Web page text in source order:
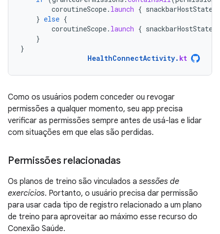
coroutineScope. launch { snackbarHostState
} else {
coroutineScope. launch { snackbarHostState
}
}
HealthConnectActivity. kt
Como os usuários podem conceder ou revogar
permissões a qualquer momento, seu app precisa
verificar as permissões sempre antes de usá-las e lidar
com situações em que elas são perdidas.
Permissões relacionadas
Os planos de treino são vinculados a sessões de
exercícios. Portanto, o usuário precisa dar permissão
para usar cada tipo de registro relacionado a um plano
de treino para aproveitar ao máximo esse recurso do
Conexão Saúde.